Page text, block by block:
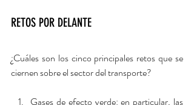
RETOS POR DELANTE
¿Cuáles son los cinco principales retos que se
ciernen sobre el sector del transporte?
Gases de efecto verde: en particular, las